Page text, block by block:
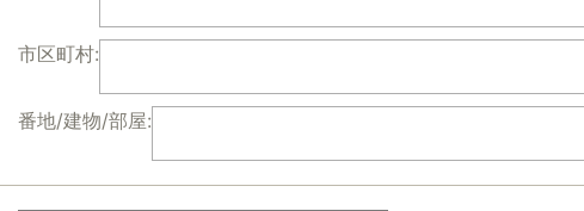
市区町村:
番地/建物/部屋: